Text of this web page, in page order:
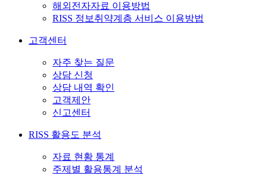
해외전자자료 이용방법
RISS 정보취약계층 서비스 이용방법
고객센터
자주 찾는 질문
상담 신청
상담 내역 확인
고객제안
신고센터
RISS 활용도 분석
자료 현황 통계
주제별 활용통계 분석